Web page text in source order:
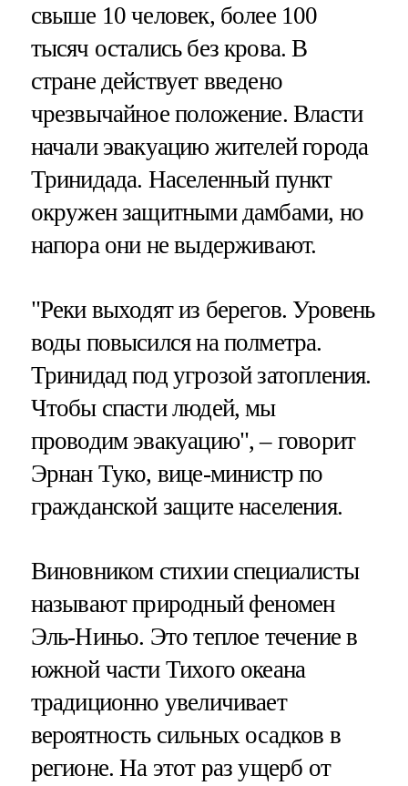
свыше 10 человек, более 100
тысяч остались без крова. В
стране действует введено
чрезвычайное положение. Власти
начали эвакуацию жителей города
Тринидада. Населенный пункт
окружен защитными дамбами, но
напора они не выдерживают.
"Реки выходят из берегов. Уровень
воды повысился на полметра.
Тринидад под угрозой затопления.
Чтобы спасти людей, мы
проводим эвакуацию", – говорит
Эрнан Туко, вице-министр по
гражданской защите населения.
Виновником стихии специалисты
называют природный феномен
Эль-Ниньо. Это теплое течение в
южной части Тихого океана
традиционно увеличивает
вероятность сильных осадков в
регионе. На этот раз ущерб от